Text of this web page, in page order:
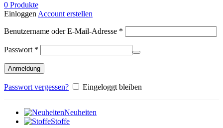
0 Produkte
Einloggen Account erstellen
Benutzername oder E-Mail-Adresse *
Passwort *
Anmeldung
Passwort vergessen? Eingeloggt bleiben
Neuheiten
Stoffe